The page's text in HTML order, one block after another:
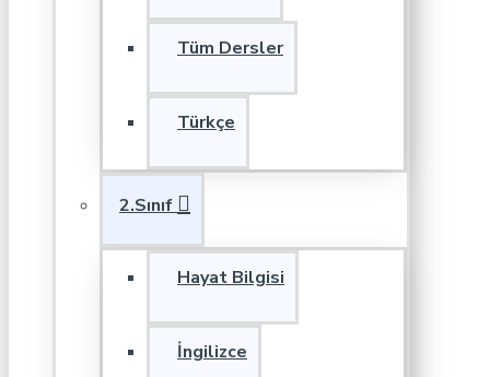
Tüm Dersler
Türkçe
2.Sınıf
Hayat Bilgisi
İngilizce